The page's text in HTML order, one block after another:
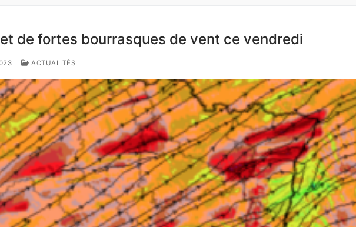
et de fortes bourrasques de vent ce vendredi
ACTUALITÉS